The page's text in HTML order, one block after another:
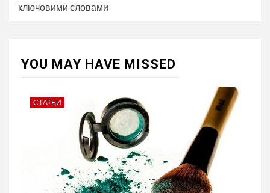
ключовими словами
YOU MAY HAVE MISSED
СТАТЬИ